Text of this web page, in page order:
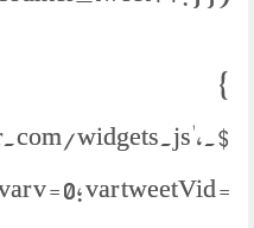
}
widgets.js',
v = 0; var tweetVid =